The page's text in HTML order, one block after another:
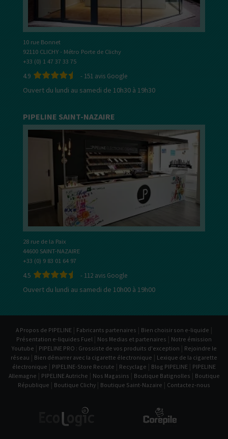
10 rue Bonnet
92110 CLICHY - Métro Porte de Clichy
+33 (0) 1 47 37 33 75
4.9 - 151 avis Google
Ouvert du lundi au samedi de 10h30 à 19h30
PIPELINE SAINT-NAZAIRE
28 rue de la Paix
44600 SAINT-NAZAIRE
+33 (0) 9 83 01 64 97
4.5 - 112 avis Google
Ouvert du lundi au samedi de 10h00 à 19h00
A Propos de PIPELINE | Fabricants partenaires | Bien choisir son e-liquide |
Présentation e-liquides Fuel | Nos Medias et partenaires | Notre émission
Youtube | PIPELINE PRO : Grossiste de vos produits d'exception | Rejoindre le
réseau | Bien démarrer avec la cigarette électronique | Lexique de la cigarette
électronique | PIPELINE-Store Recrute | Recyclage | Blog PIPELINE | PIPELINE
Allemagne | PIPELINE Autriche | Nos Magasins | Boutique Batignolles | Boutique
République | Boutique Clichy | Boutique Saint-Nazaire | Contactez-nous